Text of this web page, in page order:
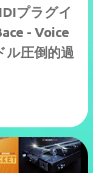
プラグイ
- Voice
ル圧倒的過